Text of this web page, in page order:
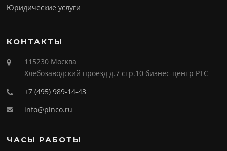
Юридические услуги
КОНТАКТЫ
115230 Москва
Хлебозаводский проезд д.7 стр.10 бизнес-центр РТС
+7 (495) 989-14-43
info@pinco.ru
ЧАСЫ РАБОТЫ